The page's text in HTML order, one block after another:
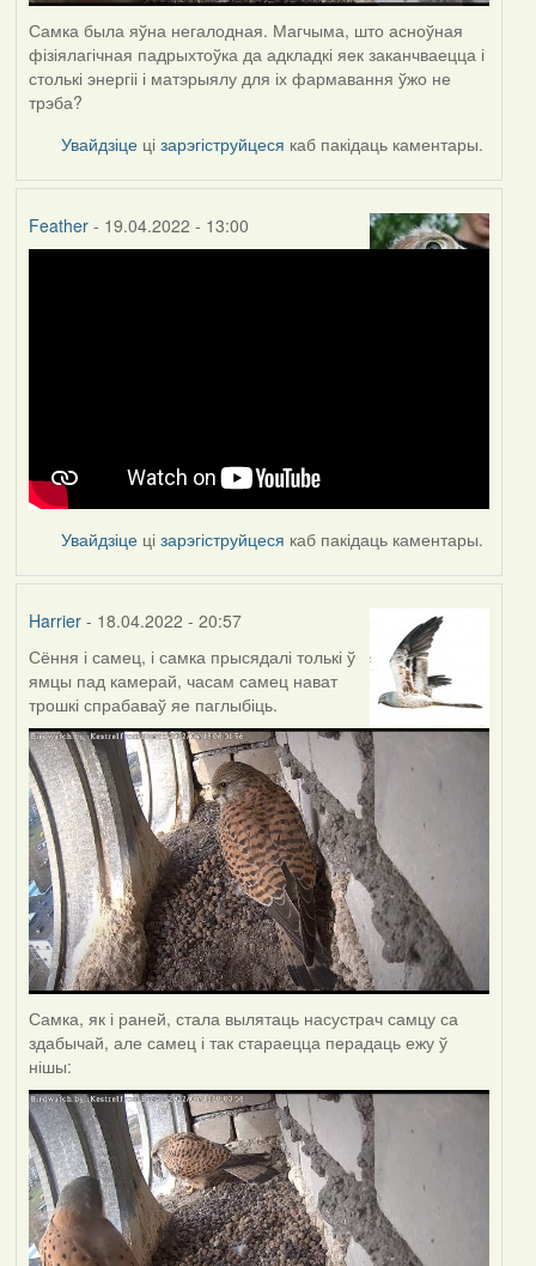
Самка была яўна негалодная. Магчыма, што асноўная
фізіялагічная падрыхтоўка да адкладкі яек заканчваецца і
столькі энергіі і матэрыялу для іх фармавання ўжо не
трэба?
Увайдзіце цізарэгіструйцеся каб пакідаць каментары.
Feather- 19.04.2022 - 13:00
Увайдзіце цізарэгіструйцеся каб пакідаць каментары.
Harrier- 18.04.2022 - 20:57
Сёння і самец, і самка прысядалі толькі ў
ямцы пад камерай, часам самец нават
трошкі спрабаваў яе паглыбіць.
Самка, як і раней, стала вылятаць насустрач самцу са
здабычай, але самец і так стараецца перадаць ежу ў
нішы: